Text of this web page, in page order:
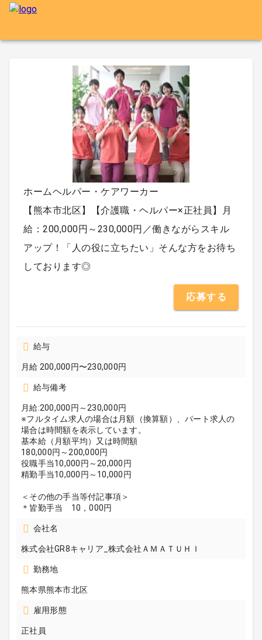
ホームヘルパー・ケアワーカー
【熊本市北区】【介護職・ヘルパー×正社員】月
給：200,000円～230,000円／働きながらスキル
アップ！「人の役に立ちたい」そんな方をお待ち
しております◎
応募する
給与
月給 200,000円〜230,000円
給与備考
月給:200,000円～230,000円
※フルタイム求人の場合は月額（換算額）、パート求人の
場合は時間額を表示しています。
基本給（月額平均）又は時間額
180,000円～200,000円
役職手当10,000円～20,000円
精勤手当10,000円～10,000円
＜その他の手当等付記事項＞
＊皆勤手当 10，000円
会社名
株式会社GR8キャリア_株式会社ＡＭＡＴＵＨＩ
勤務地
熊本県熊本市北区
雇用形態
正社員